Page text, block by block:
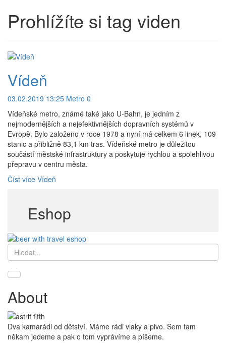
Prohlížíte si tag viden
Vídeň
03.02.2019 13:25 Metro 0
Vídeňské metro, známé také jako U-Bahn, je jedním z
nejmodernějších a nejefektivnějších dopravních systémů v
Evropě. Bylo založeno v roce 1978 a nyní má celkem 6 linek, 109
stanic a přibližně 83,1 km tras. Vídeňské metro je důležitou
součástí městské infrastruktury a poskytuje rychlou a spolehlivou
přepravu v centru města.
Číst více Vídeň
Eshop
Hledat
About
Dva kamarádi od dětství. Máme rádi vlaky a pivo. Sem tam
někam jedeme a pak o tom vyprávíme a píšeme.